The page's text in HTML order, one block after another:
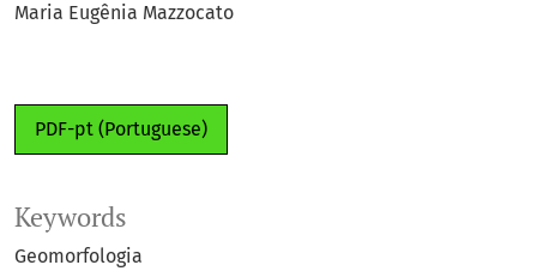
Maria Eugênia Mazzocato
PDF-pt (Portuguese)
Keywords
Geomorfologia